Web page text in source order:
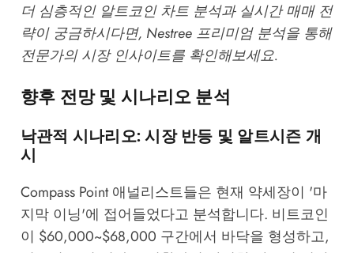
더 심층적인 알트코인 차트 분석과 실시간 매매 전
략이 궁금하시다면, Nestree 프리미엄 분석을 통해
전문가의 시장 인사이트를 확인해보세요.
향후 전망 및 시나리오 분석
낙관적 시나리오: 시장 반등 및 알트시즌 개
시
Compass Point 애널리스트들은 현재 약세장이 '마
지막 이닝'에 접어들었다고 분석합니다. 비트코인
이 $60,000~$68,000 구간에서 바닥을 형성하고,